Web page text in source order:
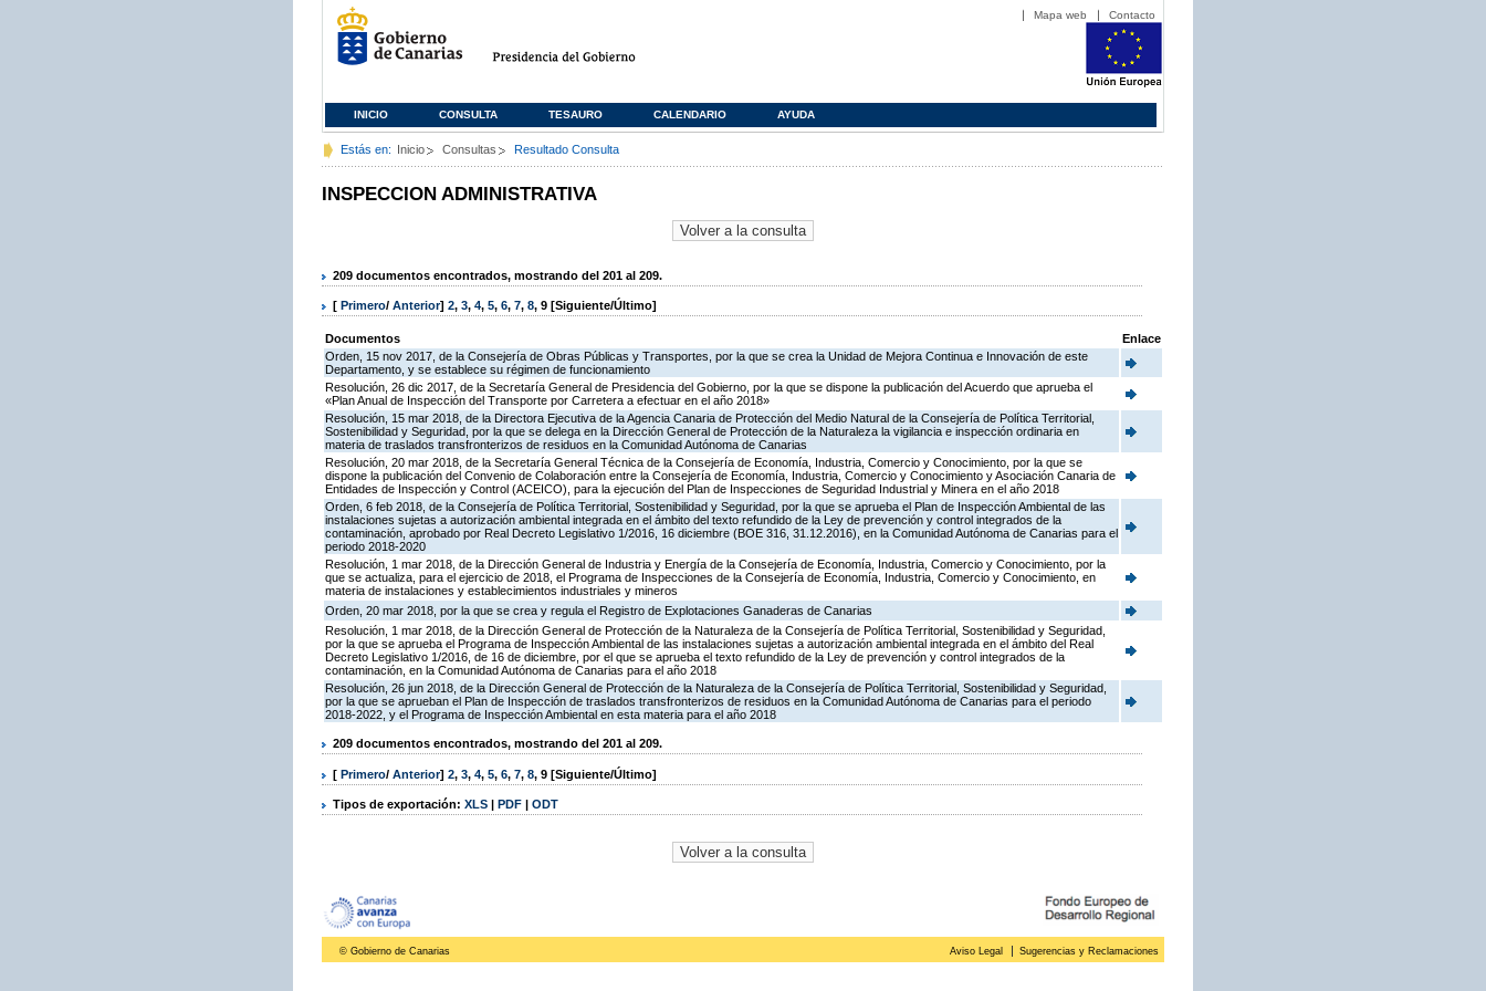
Mapa web Contacto
INICIO CONSULTA TESAURO CALENDARIO AYUDA
Estás en: Inicio Consultas Resultado Consulta
INSPECCION ADMINISTRATIVA
209 documentos encontrados, mostrando del 201 al 209.
[ Primero/ Anterior] 2, 3, 4, 5, 6, 7, 8, 9 [Siguiente/Último]
Documentos
Enlace
Orden, 15 nov 2017, de la Consejería de Obras Públicas y Transportes, por la que se crea la Unidad de Mejora Continua e Innovación de este
Departamento, y se establece su régimen de funcionamiento
Resolución, 26 dic 2017, de la Secretaría General de Presidencia del Gobierno, por la que se dispone la publicación del Acuerdo que aprueba el
«Plan Anual de Inspección del Transporte por Carretera a efectuar en el año 2018»
Resolución, 15 mar 2018, de la Directora Ejecutiva de la Agencia Canaria de Protección del Medio Natural de la Consejería de Política Territorial,
Sostenibilidad y Seguridad, por la que se delega en la Dirección General de Protección de la Naturaleza la vigilancia e inspección ordinaria en
materia de traslados transfronterizos de residuos en la Comunidad Autónoma de Canarias
Resolución, 20 mar 2018, de la Secretaría General Técnica de la Consejería de Economía, Industria, Comercio y Conocimiento, por la que se
dispone la publicación del Convenio de Colaboración entre la Consejería de Economía, Industria, Comercio y Conocimiento y Asociación Canaria de
Entidades de Inspección y Control (ACEICO), para la ejecución del Plan de Inspecciones de Seguridad Industrial y Minera en el año 2018
Orden, 6 feb 2018, de la Consejería de Política Territorial, Sostenibilidad y Seguridad, por la que se aprueba el Plan de Inspección Ambiental de las
instalaciones sujetas a autorización ambiental integrada en el ámbito del texto refundido de la Ley de prevención y control integrados de la
contaminación, aprobado por Real Decreto Legislativo 1/2016, 16 diciembre (BOE 316, 31.12.2016), en la Comunidad Autónoma de Canarias para el
periodo 2018-2020
Resolución, 1 mar 2018, de la Dirección General de Industria y Energía de la Consejería de Economía, Industria, Comercio y Conocimiento, por la
que se actualiza, para el ejercicio de 2018, el Programa de Inspecciones de la Consejería de Economía, Industria, Comercio y Conocimiento, en
materia de instalaciones y establecimientos industriales y mineros
Orden, 20 mar 2018, por la que se crea y regula el Registro de Explotaciones Ganaderas de Canarias
Resolución, 1 mar 2018, de la Dirección General de Protección de la Naturaleza de la Consejería de Política Territorial, Sostenibilidad y Seguridad,
por la que se aprueba el Programa de Inspección Ambiental de las instalaciones sujetas a autorización ambiental integrada en el ámbito del Real
Decreto Legislativo 1/2016, de 16 de diciembre, por el que se aprueba el texto refundido de la Ley de prevención y control integrados de la
contaminación, en la Comunidad Autónoma de Canarias para el año 2018
Resolución, 26 jun 2018, de la Dirección General de Protección de la Naturaleza de la Consejería de Política Territorial, Sostenibilidad y Seguridad,
por la que se aprueban el Plan de Inspección de traslados transfronterizos de residuos en la Comunidad Autónoma de Canarias para el periodo
2018-2022, y el Programa de Inspección Ambiental en esta materia para el año 2018
209 documentos encontrados, mostrando del 201 al 209.
[ Primero/ Anterior] 2, 3, 4, 5, 6, 7, 8, 9 [Siguiente/Último]
Tipos de exportación: XLS | PDF | ODT
© Gobierno de Canarias Aviso Legal Sugerencias y Reclamaciones